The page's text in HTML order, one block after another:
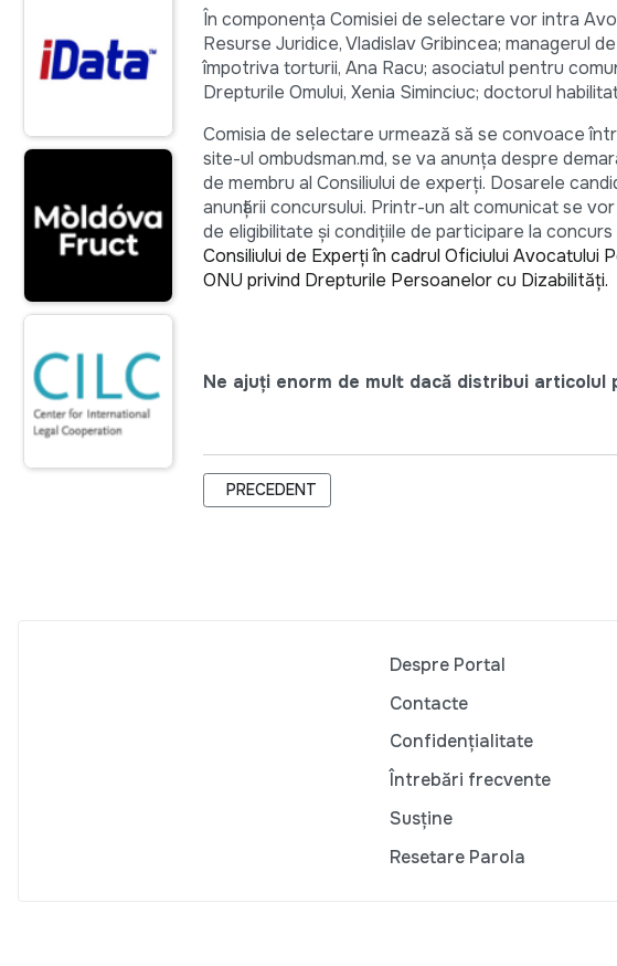
În componenţa Comisiei de selectare vor intra
Resurse Juridice, Vladislav Gribincea; managerul
împotriva torturii, Ana Racu; asociatul pentru
Drepturile Omului, Xenia Siminciuc; doctorul
Comisia de selectare urmează să se convoace
site-ul ombudsman.md, se va anunţa despre
de membru al Consiliului de experţi. Dosarele
anunţării concursului. Printr-un alt comunicat se
de eligibilitate şi condiţiile de participare la
Consiliului de Experți în cadrul Oficiului
ONU privind Drepturile Persoanelor cu Dizabilități.
Ne ajuți enorm de mult dacă distribui articolul
ARTICOL PRECEDENT: ZÎMBEȘTE-CINEVA TE IUBEȘTE!
PRECEDENT
Despre Portal
Contacte
Confidențialitate
Întrebări frecvente
Susține
Resetare Parola